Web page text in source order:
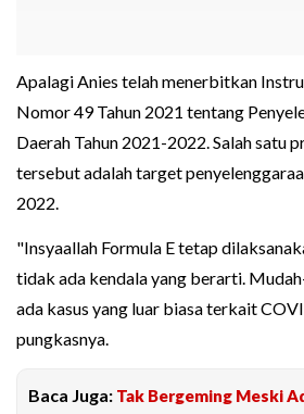
Apalagi Anies telah menerbitkan
Nomor 49 Tahun 2021 tentang
Daerah Tahun 2021-2022. Salah satu
tersebut adalah target
2022.
"Insyaallah Formula E tetap
tidak ada kendala yang berarti.
ada kasus yang luar biasa terkait
pungkasnya.
Baca Juga: Tak Bergeming Meski